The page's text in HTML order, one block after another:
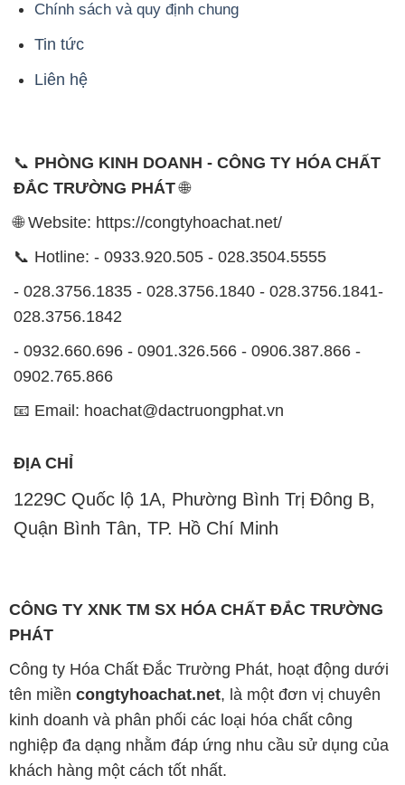
Chính sách và quy định chung
Tin tức
Liên hệ
📞 PHÒNG KINH DOANH - CÔNG TY HÓA CHẤT
ĐẮC TRƯỜNG PHÁT🌐
🌐 Website: https://congtyhoachat.net/
📞 Hotline: - 0933.920.505 - 028.3504.5555
- 028.3756.1835 - 028.3756.1840 - 028.3756.1841-
028.3756.1842
- 0932.660.696 - 0901.326.566 - 0906.387.866 -
0902.765.866
📧 Email: hoachat@dactruongphat.vn
ĐỊA CHỈ
1229C Quốc lộ 1A, Phường Bình Trị Đông B,
Quận Bình Tân, TP. Hồ Chí Minh
CÔNG TY XNK TM SX HÓA CHẤT ĐẮC TRƯỜNG
PHÁT
Công ty Hóa Chất Đắc Trường Phát, hoạt động dưới
tên miền congtyhoachat.net, là một đơn vị chuyên
kinh doanh và phân phối các loại hóa chất công
nghiệp đa dạng nhằm đáp ứng nhu cầu sử dụng của
khách hàng một cách tốt nhất.